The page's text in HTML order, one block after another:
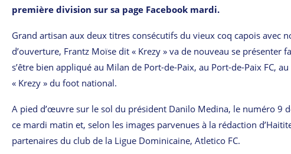
première division sur sa page Facebook mardi.
Grand artisan aux deux titres consécutifs du vieux coq capois avec
d’ouverture, Frantz Moïse dit « Krezy » va de nouveau se
s’être bien appliqué au Milan de Port-de-Paix, au Port-de-Paix FC,
« Krezy » du foot national.
A pied d’œuvre sur le sol du président Danilo Medina, le numéro 9
ce mardi matin et, selon les images parvenues à la rédaction
partenaires du club de la Ligue Dominicaine, Atletico FC.